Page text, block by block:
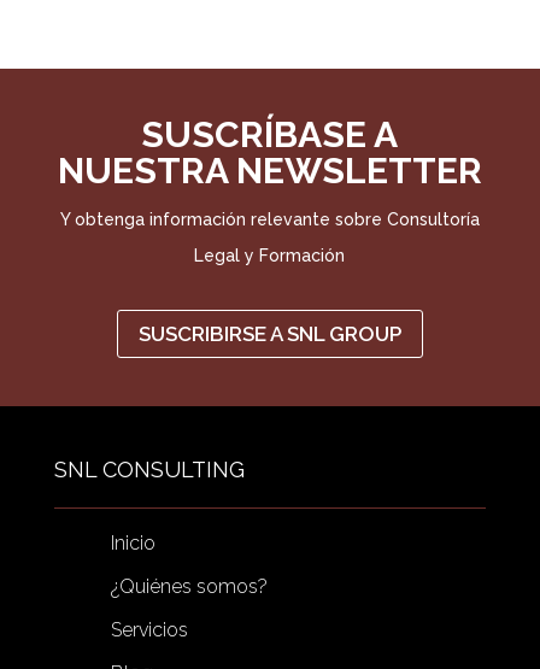
SUSCRÍBASE A
NUESTRA NEWSLETTER
Y obtenga información relevante sobre Consultoría
Legal y Formación
SUSCRIBIRSE A SNL GROUP
SNL CONSULTING
Inicio
¿Quiénes somos?
Servicios